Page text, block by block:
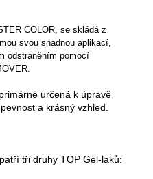
COLOR, se skládá z
svou snadnou aplikací,
odstraněním pomocí
určená k úpravě
a krásný vzhled.
tři druhy TOP Gel-laků: